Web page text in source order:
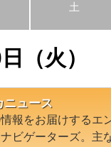
土
（火）
ニュース
報をお届けするエ
ビゲーターズ。主